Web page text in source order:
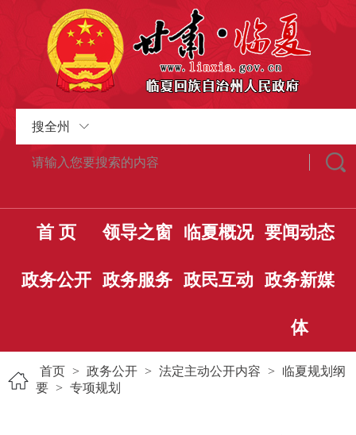
搜全州
首 页 领导之窗 临夏概况 要闻动态
政务公开 政务服务 政民互动 政务新媒
体
首页 > 政务公开 > 法定主动公开内容 > 临夏规划纲
要 > 专项规划